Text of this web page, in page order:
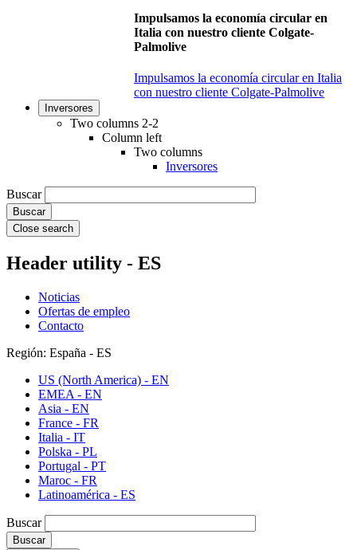
Impulsamos la economía circular en
Italia con nuestro cliente Colgate-
Palmolive
Impulsamos la economía circular en Italia
con nuestro cliente Colgate-Palmolive
Inversores
Two columns 2-2
Column left
Two columns
Inversores
Buscar
Close search
Header utility - ES
Noticias
Ofertas de empleo
Contacto
Región: España - ES
US (North America) - EN
EMEA - EN
Asia - EN
France - FR
Italia - IT
Polska - PL
Portugal - PT
Maroc - FR
Latinoamérica - ES
Buscar